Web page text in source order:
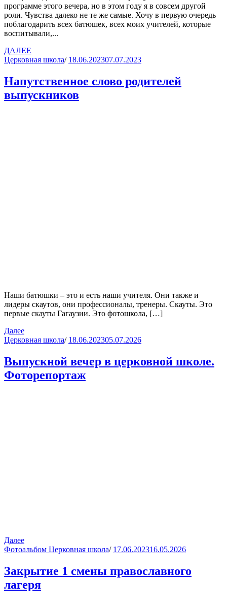
программе этого вечера, но в этом году я в совсем другой
роли. Чувства далеко не те же самые. Хочу в первую очередь
поблагодарить всех батюшек, всех моих учителей, которые
воспитывали,...
ДАЛЕЕ
Церковная школа/ 18.06.202307.07.2023
Напутственное слово родителей
выпускников
Наши батюшки – это и есть наши учителя. Они также и
лидеры скаутов, они профессионалы, тренеры. Скауты. Это
первые скауты Гагаузии. Это фотошкола, […]
Далее
Церковная школа/ 18.06.202305.07.2026
Выпускной вечер в церковной школе.
Фоторепортаж
Далее
Фотоальбом Церковная школа/ 17.06.202316.05.2026
Закрытие 1 смены православного
лагеря